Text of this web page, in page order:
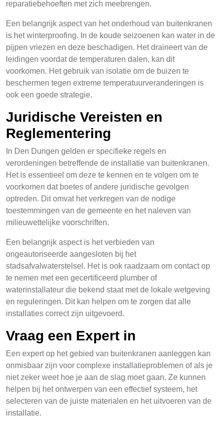
reparatiebehoeften met zich meebrengen.
Een belangrijk aspect van het onderhoud van buitenkranen
is het winterproofing. In de koude seizoenen kan water in de
pijpen vriezen en deze beschadigen. Het draineert van de
leidingen voordat de temperaturen dalen, kan dit
voorkomen. Het gebruik van isolatie om de buizen te
beschermen tegen extreme temperatuurveranderingen is
ook een goede strategie.
Juridische Vereisten en
Reglementering
In Den Dungen gelden er specifieke regels en
verordeningen betreffende de installatie van buitenkranen.
Het is essentieel om deze te kennen en te volgen om te
voorkomen dat boetes of andere juridische gevolgen
optreden. Dit omvat het verkregen van de nodige
toestemmingen van de gemeente en het naleven van
milieuwettelijke voorschriften.
Een belangrijk aspect is het verbieden van
ongeautoriseerde aangesloten bij het
stadsafvalwaterstelsel. Het is ook raadzaam om contact op
te nemen met een gecertificeerd plumber of
waterinstallateur die bekend staat met de lokale wetgeving
en reguleringen. Dit kan helpen om te zorgen dat alle
installaties correct zijn uitgevoerd.
Vraag een Expert in
Een expert op het gebied van buitenkranen aanleggen kan
onmisbaar zijn voor complexe installatieproblemen of als je
niet zeker weet hoe je aan de slag moet gaan. Ze kunnen
helpen bij het ontwerpen van een effectief systeem, het
selecteren van de juiste materialen en het uitvoeren van de
installatie.